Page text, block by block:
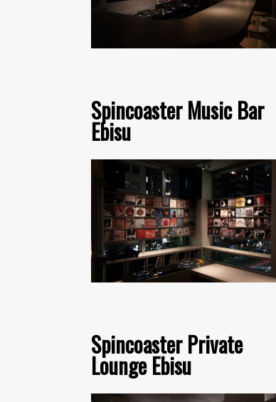
Spincoaster Music Bar
Ebisu
Spincoaster Private
Lounge Ebisu